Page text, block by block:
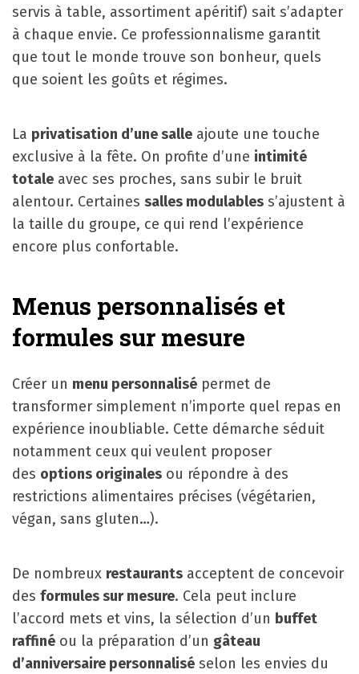
servis à table, assortiment apéritif) sait s’adapter
à chaque envie. Ce professionnalisme garantit
que tout le monde trouve son bonheur, quels
que soient les goûts et régimes.
La privatisation d’une salle ajoute une touche
exclusive à la fête. On profite d’une intimité
totale avec ses proches, sans subir le bruit
alentour. Certaines salles modulables s’ajustent à
la taille du groupe, ce qui rend l’expérience
encore plus confortable.
Menus personnalisés et
formules sur mesure
Créer un menu personnalisé permet de
transformer simplement n’importe quel repas en
expérience inoubliable. Cette démarche séduit
notamment ceux qui veulent proposer
des options originales ou répondre à des
restrictions alimentaires précises (végétarien,
végan, sans gluten…).
De nombreux restaurants acceptent de concevoir
des formules sur mesure. Cela peut inclure
l’accord mets et vins, la sélection d’un buffet
raffiné ou la préparation d’un gâteau
d’anniversaire personnalisé selon les envies du